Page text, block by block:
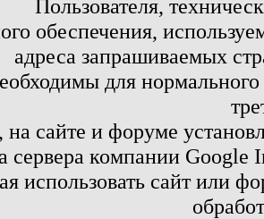
Пользователя,
обеспечения,
адреса запрашиваемых
для
на сайте и форуме
сервера компании
использовать сайт или